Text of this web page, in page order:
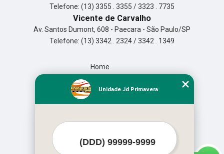
Telefone: (13) 3355 . 3355 / 3323 . 7735
Vicente de Carvalho
Av. Santos Dumont, 608 - Paecara - São Paulo/SP
Telefone: (13) 3342 . 2324 / 3342 . 1349
Home
Missão
Mapa do site
Unidade Jd Primavera